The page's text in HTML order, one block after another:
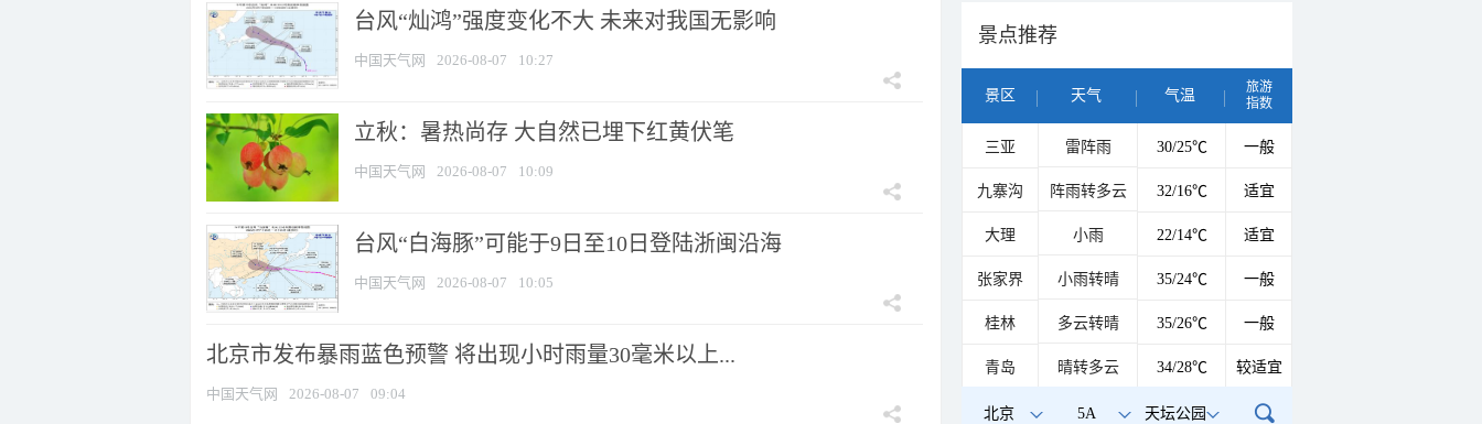
台风“灿鸿”强度变化不大 未来对我国无影响
中国天气网 2026-08-07 10:27
立秋：暑热尚存 大自然已埋下红黄伏笔
中国天气网 2026-08-07 10:09
台风“白海豚”可能于9日至10日登陆浙闽沿海
中国天气网 2026-08-07 10:05
北京市发布暴雨蓝色预警 将出现小时雨量30毫米以上...
中国天气网 2026-08-07 09:04
景点推荐
景区 天气 气温
旅游
指数
三亚 雷阵雨 30/25℃ 一般
九寨沟 阵雨转多云 32/16℃ 适宜
大理 小雨 22/14℃ 适宜
张家界 小雨转晴 35/24℃ 一般
桂林 多云转晴 35/26℃ 一般
青岛 晴转多云 34/28℃ 较适宜
北京 5A 天坛公园